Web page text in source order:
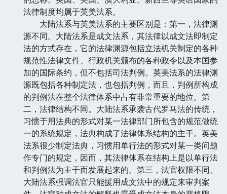
法律制度均属于英美法系。
大陆法系与英美法系的主要区别是：第一，法律渊
源不同。大陆法系是成文法系，其法律以成文法即制定
法的方式存在，它的法律渊源包括立法机关制定的各种
规范性法律文件、行政机关颁布的各种政令以及本国参
加的国际条约，但不包括司法判例。英美法系的法律渊
源既包括各种制定法，也包括判例，而且，判例所构成
的判例法在整个法律体系中占有非常重要的地位。第
二，法律结构不同。大陆法系承袭古代罗马法的传统，
习惯于用法典的形式对某一法律部门所包含的规范做统
一的系统规定，法典构成了法律体系结构的主干。英美
法系很少制定法典，习惯用单行法的形式对某一类问题
作专门的规定，因而，其法律体系在结构上是以单行法
和判例法为主干而发展起来的。第三，法官权限不同。
大陆法系强调法官只能援用成文法中的规定来审判案